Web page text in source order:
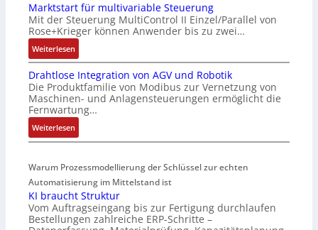
n
s
o
r
-
n
t
e
g
r
t
i
o
n
i
C
6
2
4
4
3
-
Z
e
r
t
f
i
z
i
e
Marktstart für multivariable Steuerung
Mit der Steuerung MultiControl II Einzel/Parallel von
Rose+Krieger können Anwender bis zu zwei…
Weiterlesen:
M
a
r
k
t
s
t
r
t
f
ü
r
Drahtlose Integration von AGV und Robotik
Die Produktfamilie von Modibus zur Vernetzung von
Maschinen- und Anlagensteuerungen ermöglicht die
Fernwartung…
Weiterlesen:
D
a
h
t
l
o
Warum Prozessmodellierung der Schlüssel zur echten
Automatisierung im Mittelstand ist
KI braucht Struktur
Vom Auftragseingang bis zur Fertigung durchlaufen
Bestellungen zahlreiche ERP-Schritte –